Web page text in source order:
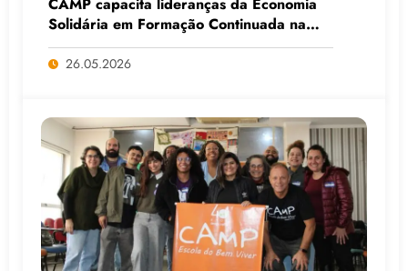
Solidária em Formação Continuada na
Faculdade do Assentamento do MST, em
Viamão (RS)
26.05.2026